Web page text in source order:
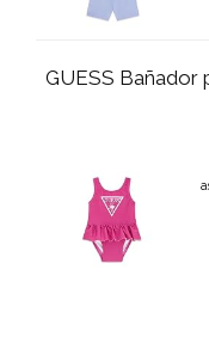
GUESS Bañador